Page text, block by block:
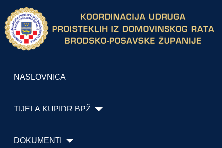
NASLOVNICA
TIJELA KUPIDR BPŽ
DOKUMENTI